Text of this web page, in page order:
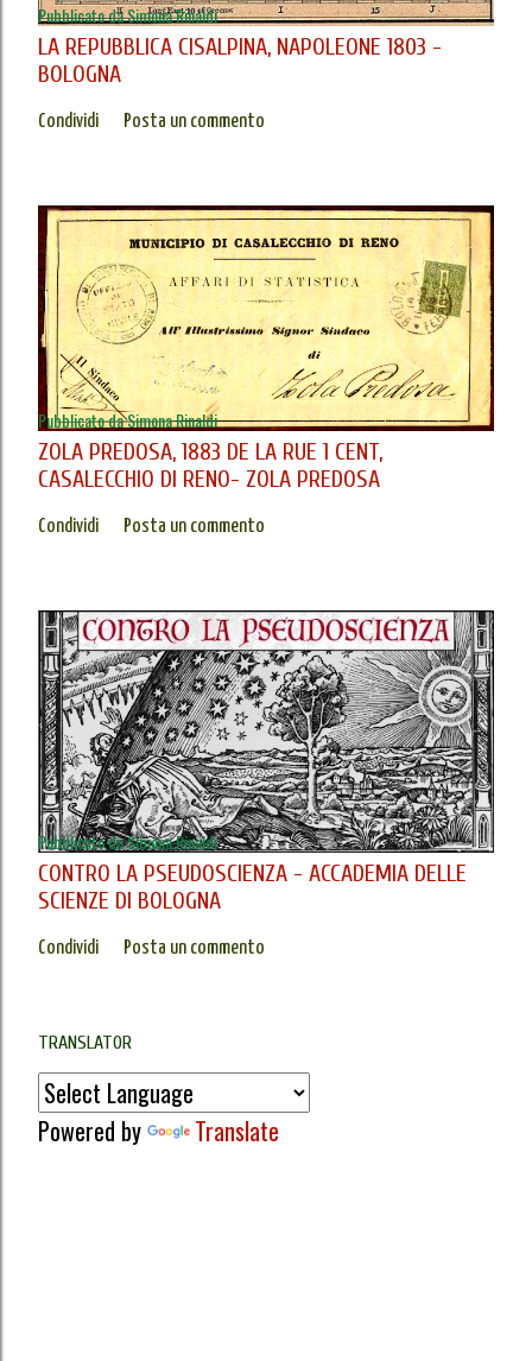
Pubblicato daSimona Rinaldi
LA REPUBBLICA CISALPINA, NAPOLEONE 1803 -
BOLOGNA
Condividi Posta un commento
Pubblicato daSimona Rinaldi
ZOLA PREDOSA, 1883 DE LA RUE 1 CENT,
CASALECCHIO DI RENO- ZOLA PREDOSA
Condividi Posta un commento
Pubblicato daSimona Rinaldi
CONTRO LA PSEUDOSCIENZA - ACCADEMIA DELLE
SCIENZE DI BOLOGNA
Condividi Posta un commento
TRANSLATOR
Powered by Translate